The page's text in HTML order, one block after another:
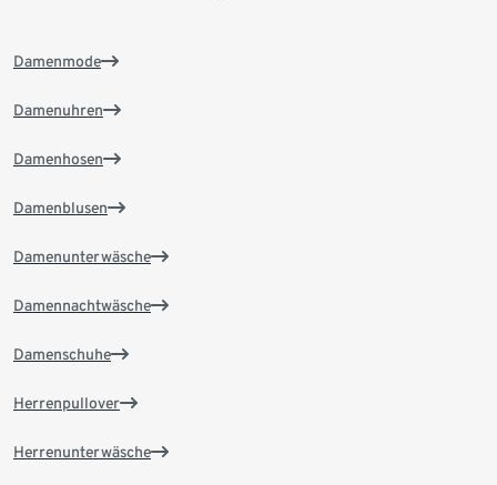
Damenmode
Damenuhren
Damenhosen
Damenblusen
Damenunterwäsche
Damennachtwäsche
Damenschuhe
Herrenpullover
Herrenunterwäsche